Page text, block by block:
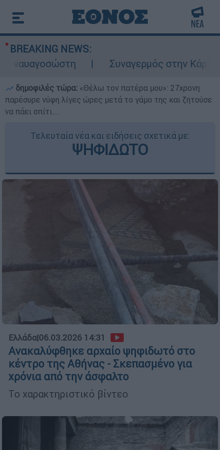
BREAKING NEWS:
Συναγερμός στην Κάρπαθο:
δημοφιλές τώρα: «Θέλω τον πατέρα μου»: 27χρονη
παρέσυρε νύφη λίγες ώρες μετά το γάμο της και ζητούσε
να πάει σπίτι...
Τελευταία νέα και ειδήσεις σχετικά με:
ΨΗΦΙΔΩΤΟ
Ελλάδα|06.03.2026 14:31
Ανακαλύφθηκε αρχαίο ψηφιδωτό στο
κέντρο της Αθήνας - Σκεπασμένο για
χρόνια από την άσφαλτο
Το χαρακτηριστικό βίντεο